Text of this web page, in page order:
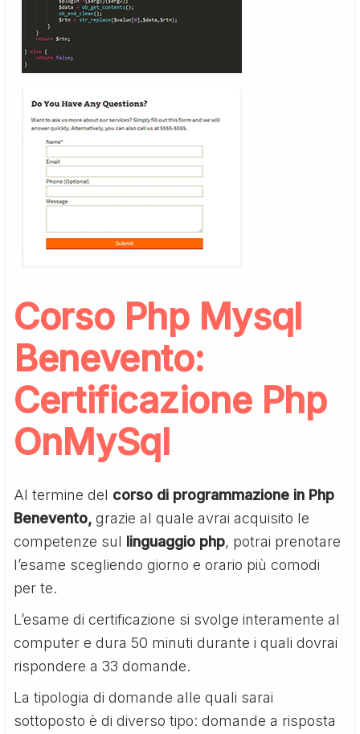
Corso Php Mysql
Benevento:
Certificazione Php
OnMySql
Al termine del corso di programmazione in Php
Benevento, grazie al quale avrai acquisito le
competenze sul linguaggio php, potrai prenotare
l’esame scegliendo giorno e orario più comodi
per te.
L’esame di certificazione si svolge interamente al
computer e dura 50 minuti durante i quali dovrai
rispondere a 33 domande.
La tipologia di domande alle quali sarai
sottoposto è di diverso tipo: domande a risposta